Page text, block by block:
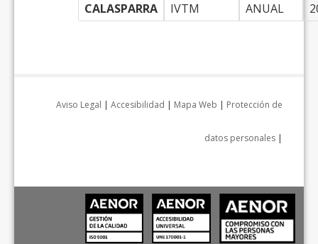
CALASPARRA
IVTM ANUAL
Aviso Legal | Accesibilidad | Mapa Web | Protección de
datos personales |